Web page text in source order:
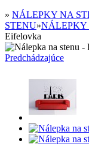
» NÁLEPKY NA
STENU»NÁLEPKY
Eifelovka
Predchádzajúce